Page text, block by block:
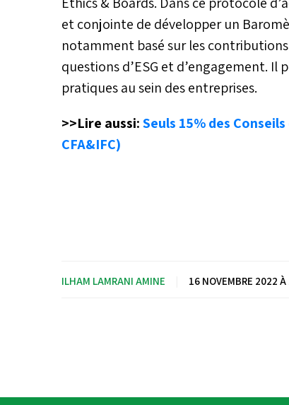
et conjointe de développer un
notamment basé sur les
questions d’ESG et d’engagement.
pratiques au sein des entreprises.
>>Lire aussi:Seuls 15% des
CFA&IFC)
ILHAM LAMRANI AMINE 16 NOVEMBRE 2022